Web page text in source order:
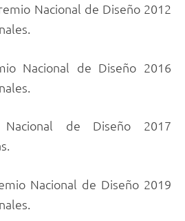
Nacional de Diseño 2012
Nacional de Diseño 2016
de Diseño 2017
Nacional de Diseño 2019